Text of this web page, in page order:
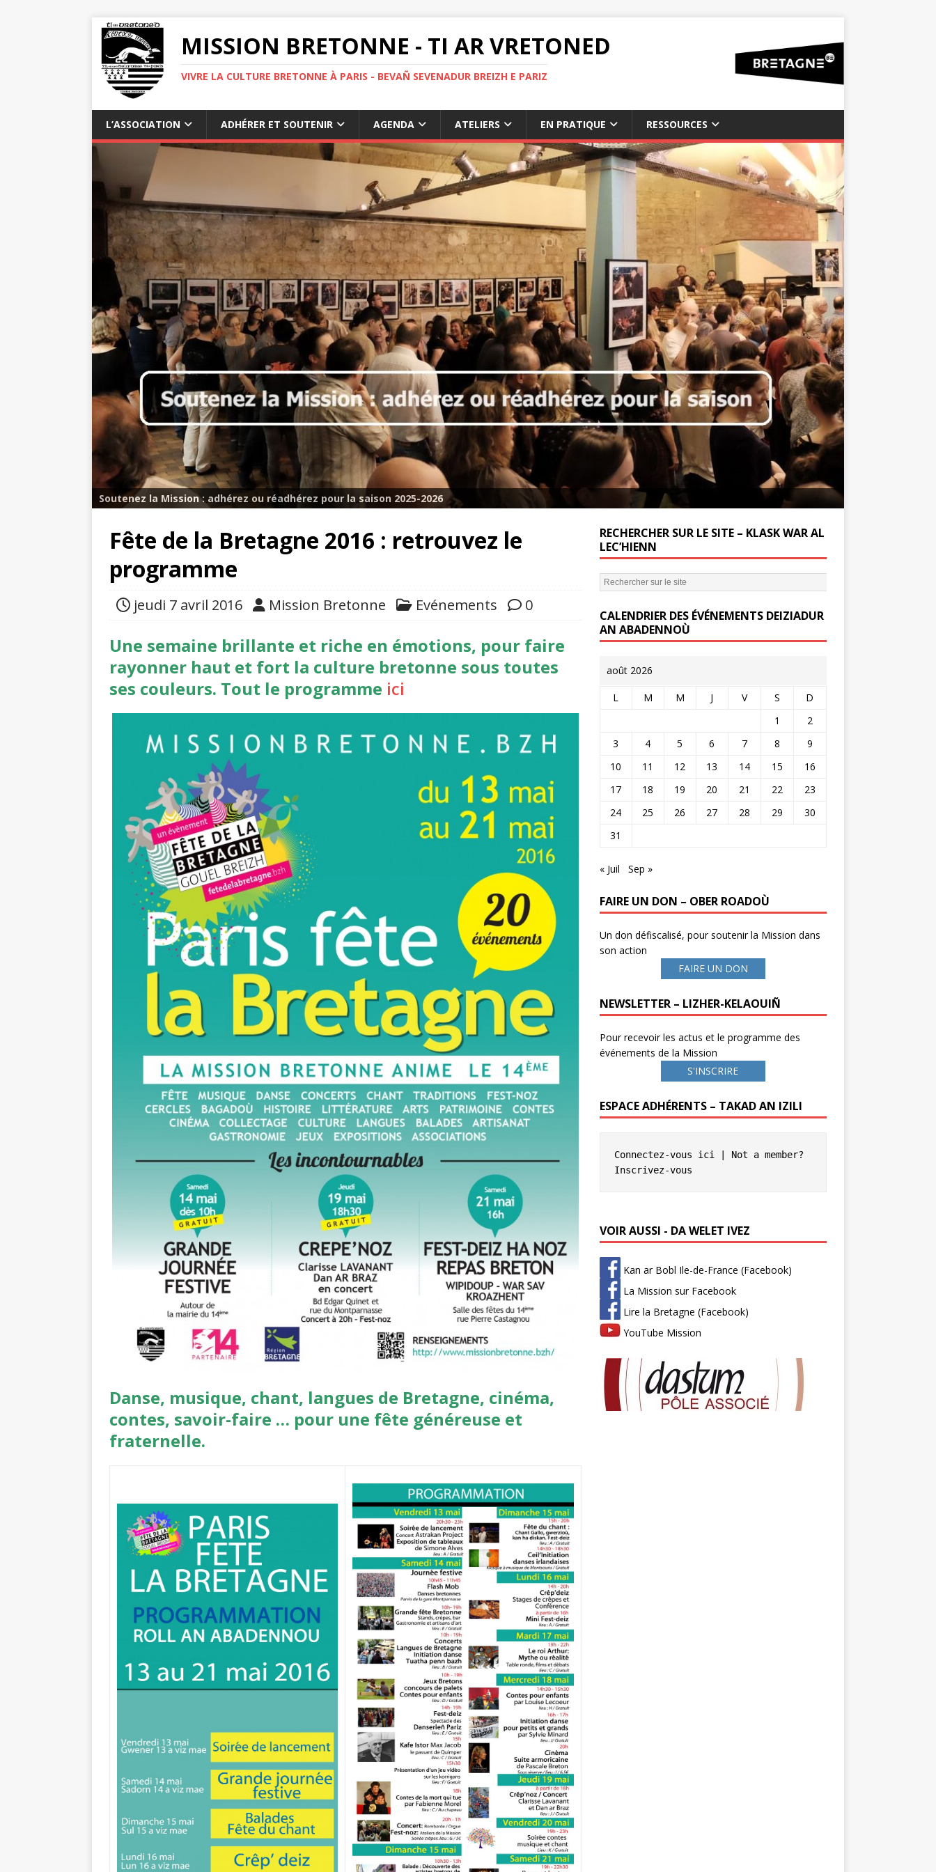
MISSION BRETONNE - TI AR VRETONED
VIVRE LA CULTURE BRETONNE À PARIS - BEVAÑ SEVENADUR BREIZH E PARIZ
L’ASSOCIATION ADHÉRER ET SOUTENIR AGENDA ATELIERS EN PRATIQUE RESSOURCES
Soutenez la Mission : adhérez ou réadhérez pour la saison 2025-2026
Fête de la Bretagne 2016 : retrouvez le
programme
jeudi 7 avril 2016 Mission Bretonne Evénements 0
Une semaine brillante et riche en émotions, pour faire
rayonner haut et fort la culture bretonne sous toutes
ses couleurs. Tout le programme ici
Danse, musique, chant, langues de Bretagne, cinéma,
contes, savoir-faire … pour une fête généreuse et
fraternelle.
RECHERCHER SUR LE SITE – KLASK WAR AL
LEC’HIENN
CALENDRIER DES ÉVÉNEMENTS DEIZIADUR
AN ABADENNOÙ
août 2026
L M M J V S
D
1
2
3
4 5 6 7 8
9
10
11 12 13 14 15
16
17
18 19 20 21 22
23
24
25 26 27 28 29
30
31
« Juil Sep »
FAIRE UN DON – OBER ROADOÙ
Un don défiscalisé, pour soutenir la Mission dans
son action
FAIRE UN DON
NEWSLETTER – LIZHER-KELAOUIÑ
Pour recevoir les actus et le programme des
événements de la Mission
S'INSCRIRE
ESPACE ADHÉRENTS – TAKAD AN IZILI
Connectez-vous ici
Inscrivez-vous
VOIR AUSSI - DA WELET IVEZ
Kan ar Bobl Ile-de-France (Facebook)
La Mission sur Facebook
Lire la Bretagne (Facebook)
YouTube Mission